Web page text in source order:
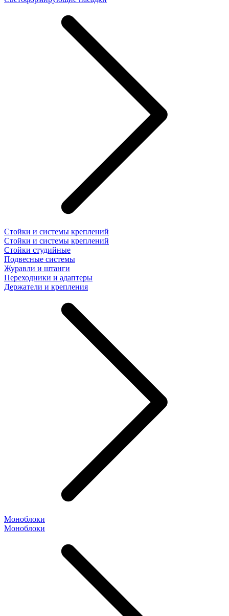
Стойки и системы креплений
Стойки и системы креплений
Стойки студийные
Подвесные системы
Журавли и штанги
Переходники и адаптеры
Держатели и крепления
Моноблоки
Моноблоки